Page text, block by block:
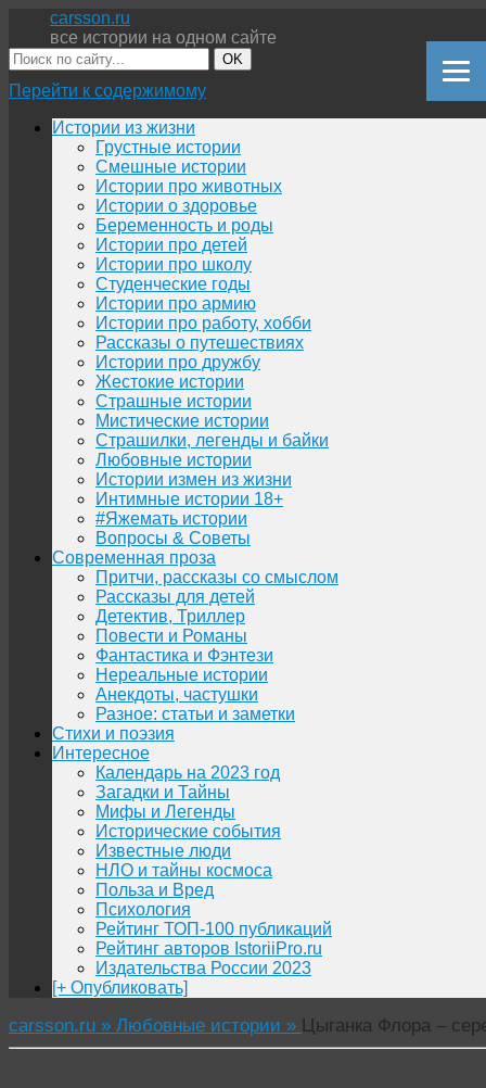
carsson.ru
все истории на одном сайте
OK
Перейти к содержимому
Истории из жизни
Грустные истории
Смешные истории
Истории про животных
Истории о здоровье
Беременность и роды
Истории про детей
Истории про школу
Студенческие годы
Истории про армию
Истории про работу, хобби
Рассказы о путешествиях
Истории про дружбу
Жестокие истории
Страшные истории
Мистические истории
Страшилки, легенды и байки
Любовные истории
Истории измен из жизни
Интимные истории 18+
#Яжемать истории
Вопросы & Советы
Современная проза
Притчи, рассказы со смыслом
Рассказы для детей
Детектив, Триллер
Повести и Романы
Фантастика и Фэнтези
Нереальные истории
Анекдоты, частушки
Разное: статьи и заметки
Стихи и поэзия
Интересное
Календарь на 2023 год
Загадки и Тайны
Мифы и Легенды
Исторические события
Известные люди
НЛО и тайны космоса
Польза и Вред
Психология
Рейтинг ТОП-100 публикаций
Рейтинг авторов IstoriiPro.ru
Издательства России 2023
[+ Опубликовать]
carsson.ru » Любовные истории » Цыганка Флора –